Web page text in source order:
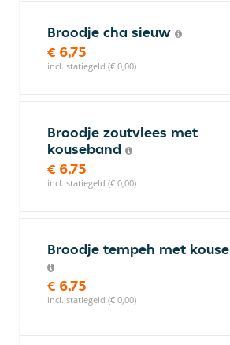
Broodje cha sieuw
€ 6,75
incl. statiegeld (€ 0,00)
Broodje zoutvlees met
kouseband
€ 6,75
incl. statiegeld (€ 0,00)
Broodje tempeh met
€ 6,75
incl. statiegeld (€ 0,00)